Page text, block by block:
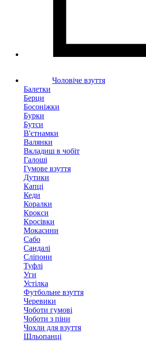
Чоловіче взуття
Балетки
Берци
Босоніжки
Бурки
Бутси
В'єтнамки
Валянки
Вкладиш в чобіт
Галоші
Гумове взуття
Дутики
Капці
Кеди
Коралки
Крокси
Кросівки
Мокасини
Сабо
Сандалі
Сліпони
Туфлі
Уги
Устілка
Футбольне взуття
Черевики
Чоботи гумові
Чоботи з піни
Чохли для взуття
Шльопанці